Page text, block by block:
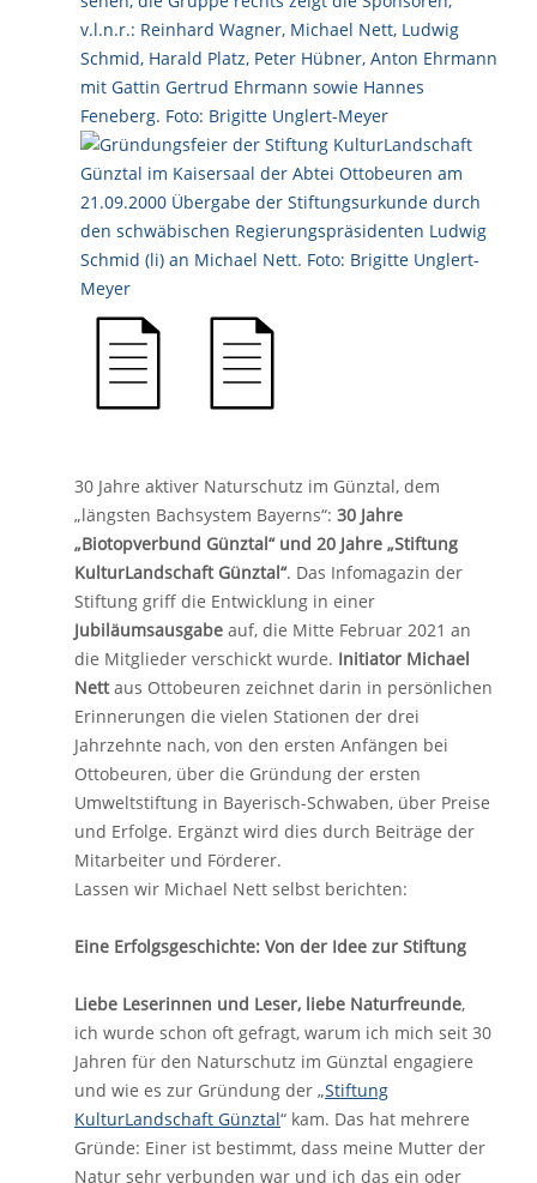
30 Jahre aktiver Naturschutz im Günztal, dem
„längsten Bachsystem Bayerns“: 30 Jahre
„Biotopverbund Günztal“ und 20 Jahre „Stiftung
KulturLandschaft Günztal“. Das Infomagazin der
Stiftung griff die Entwicklung in einer
Jubiläumsausgabe auf, die Mitte Februar 2021 an
die Mitglieder verschickt wurde. Initiator Michael
Nettaus Ottobeuren zeichnet darin in persönlichen
Erinnerungen die vielen Stationen der drei
Jahrzehnte nach, von den ersten Anfängen bei
Ottobeuren, über die Gründung der ersten
Umweltstiftung in Bayerisch-Schwaben, über Preise
und Erfolge. Ergänzt wird dies durch Beiträge der
Mitarbeiter und Förderer.
Lassen wir Michael Nett selbst berichten:
Eine Erfolgsgeschichte: Von der Idee zur Stiftung
Liebe Leserinnen und Leser, liebe Naturfreunde,
ich wurde schon oft gefragt, warum ich mich seit 30
Jahren für den Naturschutz im Günztal engagiere
und wie es zur Gründung der „Stiftung
KulturLandschaft Günztal“ kam. Das hat mehrere
Gründe: Einer ist bestimmt, dass meine Mutter der
Natur sehr verbunden war und ich das ein oder